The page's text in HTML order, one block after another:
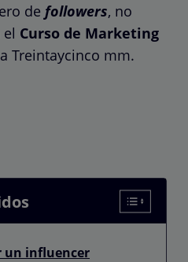
de followers, no
Curso de Marketing
Treintaycinco mm.
un influencer